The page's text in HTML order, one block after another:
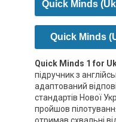
Quick Minds
Quick Minds
Quick Minds 1 for
підручник з
адаптований
стандартів Нової
пройшов